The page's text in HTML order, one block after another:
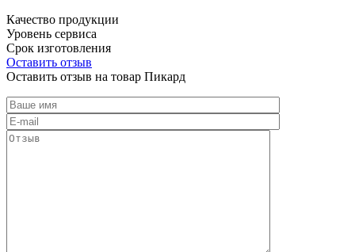
Качество продукции
Уровень сервиса
Срок изготовления
Оставить отзыв
Оставить отзыв на товар Пикард